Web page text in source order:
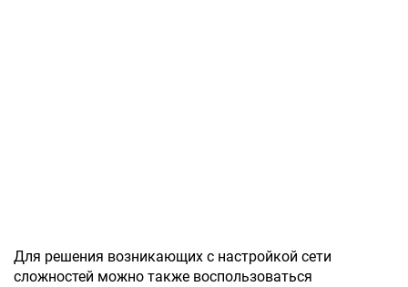
Для решения возникающих с настройкой сети
сложностей можно также воспользоваться